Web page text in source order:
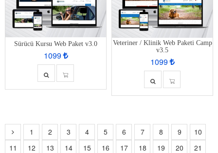
Sürücü Kursu Web Paket v3.0
1099
Veteriner / Klinik Web Paketi Camp
v3.5
1099
1 2 3 4 5 6 7 8 9
10
11
12 13 14 15 16 17 18 19 20
21